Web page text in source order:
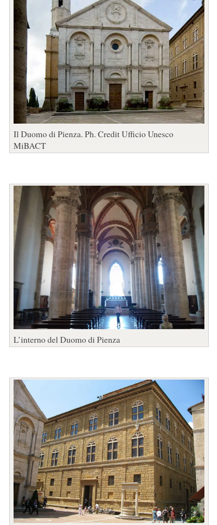
Il Duomo di Pienza. Ph. Credit Ufficio Unesco
MiBACT
L’interno del Duomo di Pienza